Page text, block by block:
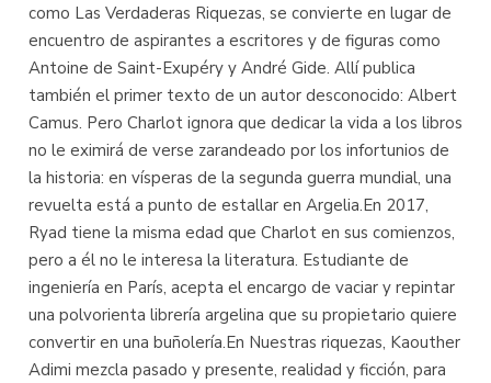
como Las Verdaderas Riquezas, se convierte en lugar de
encuentro de aspirantes a escritores y de figuras como
Antoine de Saint-Exupéry y André Gide. Allí publica
también el primer texto de un autor desconocido: Albert
Camus. Pero Charlot ignora que dedicar la vida a los libros
no le eximirá de verse zarandeado por los infortunios de
la historia: en vísperas de la segunda guerra mundial, una
revuelta está a punto de estallar en Argelia.En 2017,
Ryad tiene la misma edad que Charlot en sus comienzos,
pero a él no le interesa la literatura. Estudiante de
ingeniería en París, acepta el encargo de vaciar y repintar
una polvorienta librería argelina que su propietario quiere
convertir en una buñolería.En Nuestras riquezas, Kaouther
Adimi mezcla pasado y presente, realidad y ficción, para